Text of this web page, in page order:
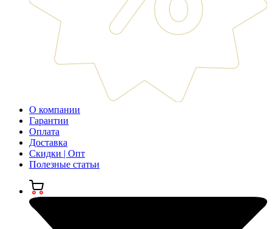
О компании
Гарантии
Оплата
Доставка
Скидки | Опт
Полезные статьи